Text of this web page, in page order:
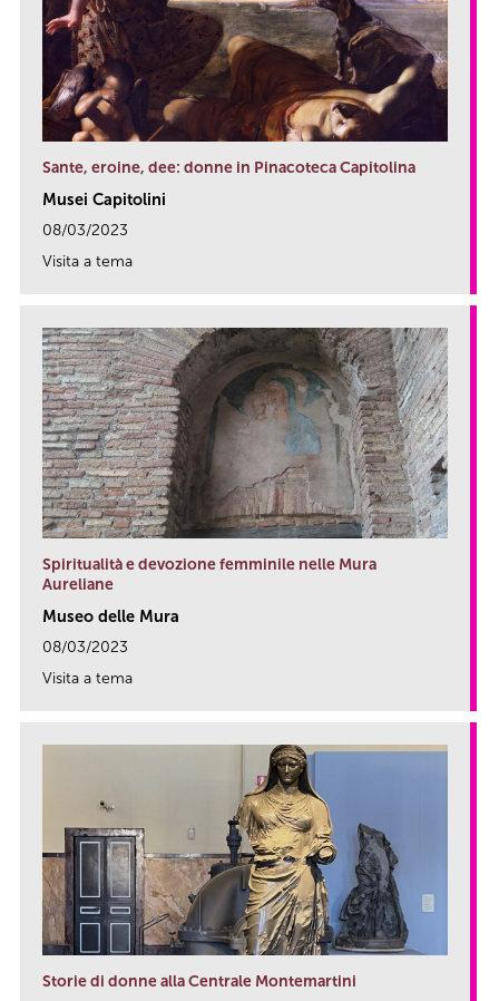
Sante, eroine, dee: donne in Pinacoteca Capitolina
Musei Capitolini
08/03/2023
Visita a tema
Spiritualità e devozione femminile nelle Mura
Aureliane
Museo delle Mura
08/03/2023
Visita a tema
Storie di donne alla Centrale Montemartini